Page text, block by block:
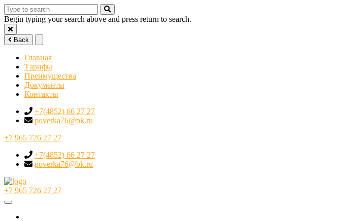
Begin typing your search above and press return to search.
Back
Главная
Тарифы
Преимущества
Документы
Контакты
+7(4852) 66 27 27
poverka76@bk.ru
+7 965 726 27 27
+7(4852) 66 27 27
poverka76@bk.ru
+7 965 726 27 27